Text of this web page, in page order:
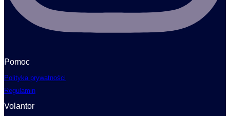
Pomoc
Polityka prywatności
Regulamin
Volantor